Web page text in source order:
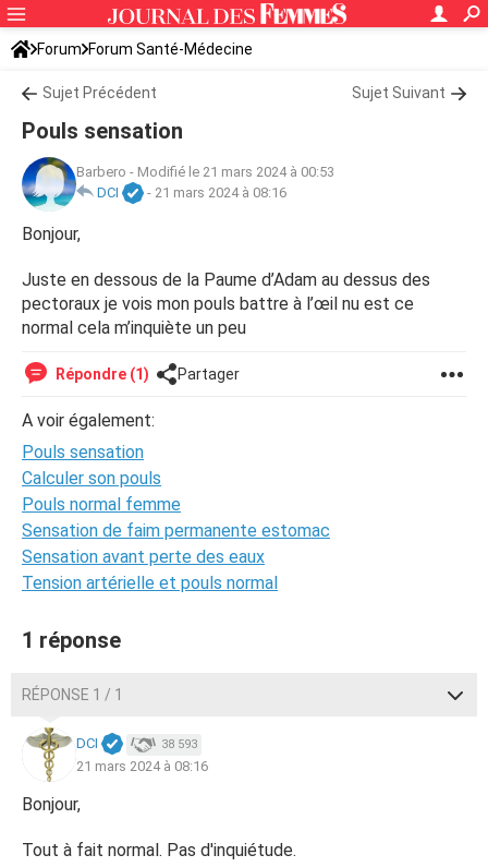
Forum Forum Santé-Médecine
Symptômes et maladies courantes
Sujet Précédent Sujet Suivant
Pouls sensation
Barbero - Modifié le 21 mars 2024 à 00:53
DCI
- 21 mars 2024 à 08:16
Bonjour,
Juste en dessous de la Paume d’Adam au dessus des
pectoraux je vois mon pouls battre à l’œil nu est ce
normal cela m’inquiète un peu
Répondre (1) Partager
A voir également:
Pouls sensation
Calculer son pouls
Pouls normal femme
Sensation de faim permanente estomac
Sensation avant perte des eaux
Tension artérielle et pouls normal
1 réponse
RÉPONSE 1 / 1
DCI 38 593
21 mars 2024 à 08:16
Bonjour,
Tout à fait normal. Pas d'inquiétude.